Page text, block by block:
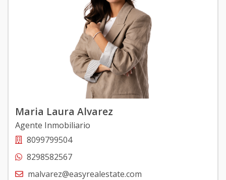
Maria Laura Alvarez
Agente Inmobiliario
8099799504
8298582567
malvarez@easyrealestate.com